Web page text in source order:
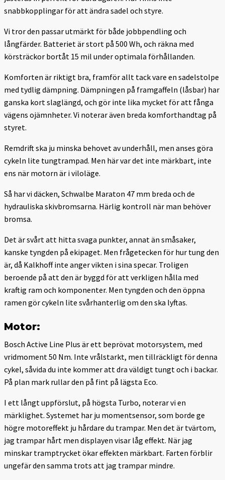
snabbkopplingar för att ändra sadel och styre.
Vi tror den passar utmärkt för både jobbpendling och
långfärder. Batteriet är stort på 500 Wh, och räkna med
körsträckor bortåt 15 mil under optimala förhållanden.
Komforten är riktigt bra, framför allt tack vare en sadelstolpe
med tydlig dämpning. Dämpningen på framgaffeln (låsbar) har
ganska kort slaglängd, och gör inte lika mycket för att fånga
vägens ojämnheter. Vi noterar även breda komforthandtag på
styret.
Remdrift ska ju minska behovet av underhåll, men anses göra
cykeln lite tungtrampad. Men här var det inte märkbart, inte
ens när motorn är i viloläge.
Så har vi däcken, Schwalbe Maraton 47 mm breda och de
hydrauliska skivbromsarna. Härlig kontroll när man behöver
bromsa.
Det är svårt att hitta svaga punkter, annat än småsaker,
kanske tyngden på ekipaget. Men frågetecken för hur tung den
är, då Kalkhoff inte anger vikten i sina specar. Troligen
beroende på att den är byggd för att verkligen hålla med
kraftig ram och komponenter. Men tyngden och den öppna
ramen gör cykeln lite svårhanterlig om den ska lyftas.
Motor:
Bosch Active Line Plus är ett beprövat motorsystem, med
vridmoment 50 Nm. Inte vrålstarkt, men tillräckligt för denna
cykel, såvida du inte kommer att dra väldigt tungt och i backar.
På plan mark rullar den på fint på lägsta Eco.
I ett långt uppförslut, på högsta Turbo, noterar vi en
märklighet. Systemet har ju momentsensor, som borde ge
högre motoreffekt ju hårdare du trampar. Men det är tvärtom,
jag trampar hårt men displayen visar låg effekt. När jag
minskar tramptrycket ökar effekten märkbart. Farten förblir
ungefär den samma trots att jag trampar mindre.